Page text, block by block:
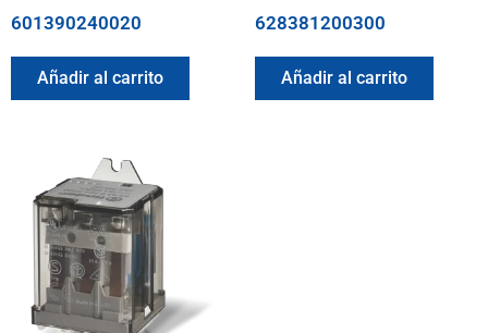
601390240020
Añadir al carrito
628381200300
Añadir al carrito